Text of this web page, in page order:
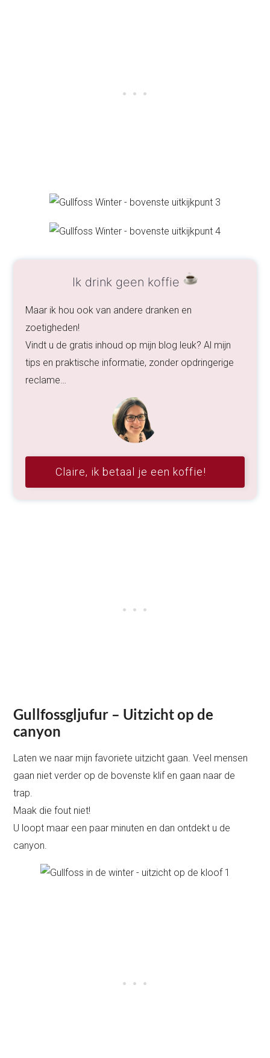
Ik drink geen koffie
Maar ik hou ook van andere dranken en
zoetigheden!
Vindt u de gratis inhoud op mijn blog leuk? Al mijn
tips en praktische informatie, zonder opdringerige
reclame…
Claire, ik betaal je een koffie!
Gullfossgljufur – Uitzicht op de
canyon
Laten we naar mijn favoriete uitzicht gaan. Veel mensen
gaan niet verder op de bovenste klif en gaan naar de
trap.
Maak die fout niet!
U loopt maar een paar minuten en dan ontdekt u de
canyon.